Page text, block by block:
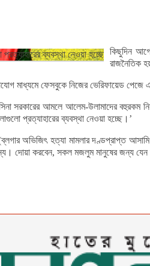
কিছুদিন
রাজনৈতিক
মাধ্যমে ফেসবুকে নিজের ভেরিফায়েড পেজে
সরকারের আমলে আলেম-উলামাদের
প্রত্যাহারের ব্যবস্থা নেওয়া হচ্ছে।’
অভিজিৎ হত্যা মামলার দণ্ডপ্রাপ্ত
দোয়া করবেন, সকল মজলুম মানুষের জন্য যেন